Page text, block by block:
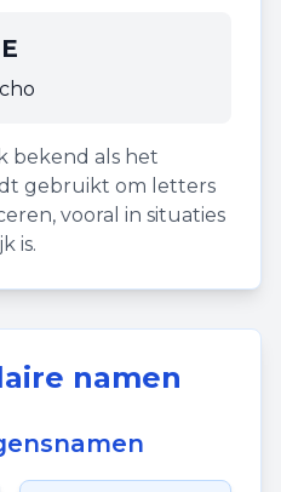
E
bekend als het
gebruikt om letters
vooral in situaties
is.
namen